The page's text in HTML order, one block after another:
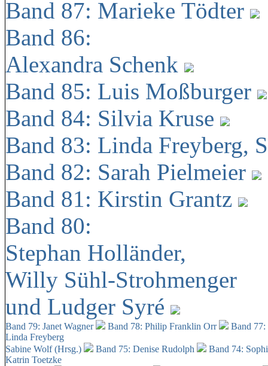
Band 87: Marieke Tödter
Band 86:
Alexandra Schenk
Band 85: Luis Moßburger
Band 84: Silvia Kruse
Band 83: Linda Freyberg,
Band 82: Sarah Pielmeier
Band 81: Kirstin Grantz
Band 80:
Stephan Holländer,
Willy Sühl-Strohmenger
und Ludger Syré
Band 79: Janet Wagner Band 78: Philip Franklin Orr
Band
Linda Freyberg
Sabine Wolf (Hrsg.)
Band 75: Denise Rudolph
Band 74:
Katrin Toetzke